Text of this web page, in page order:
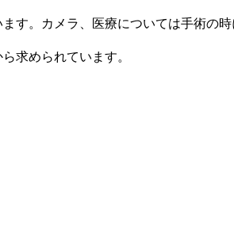
す。カメラ、医療については手術の
求められています。